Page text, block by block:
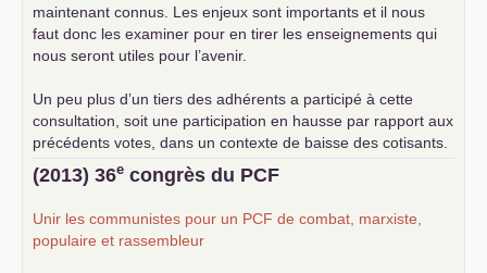
maintenant connus. Les enjeux sont importants et il nous
faut donc les examiner pour en tirer les enseignements qui
nous seront utiles pour l’avenir.
Un peu plus d’un tiers des adhérents a participé à cette
consultation, soit une participation en hausse par rapport aux
précédents votes, dans un contexte de baisse des cotisants.
... lire la suite
(2013) 36e congrès du PCF
Unir les communistes pour un PCF de combat, marxiste,
populaire et rassembleur